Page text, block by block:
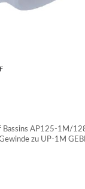
Bassins AP125-1M/
zu UP-1M